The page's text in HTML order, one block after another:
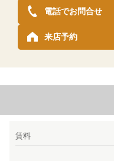
来店予約
電話でお問合せ
賃料